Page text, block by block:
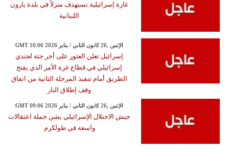
غارة إسرائيلية تستهدف منزلاً في بلدة يارون
اللبنانية
GMT 16:06 2026 الإثنين ,26 كانون الثاني / يناير
إسرائيل تعلن العثور على أخر جثة لجندي
إسرائيلي في قطاع غزة الأمر الذي يفتح
الطريق أمام تنفيذ المرحلة الثانية من اتفاق
وقف إطلاق النار
GMT 09:06 2026 الإثنين ,26 كانون الثاني / يناير
جيش الاحتلال الإسرائيلي يشن حملة اعتقالات
واسعة في طولكرم